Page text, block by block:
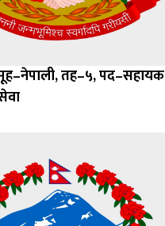
तह–५, पद–सहायक